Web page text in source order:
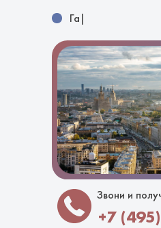
Гарантия
+7
Звони и